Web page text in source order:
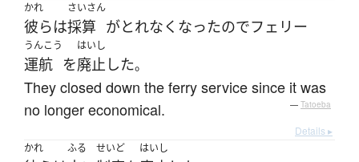
かれ
彼らは
さいさん
採算 がとれなく なったのでフェリー
うんこう
運航 を
はいし
廃止 した。
They closed down the ferry service since it was
no longer economical.
— Tatoeba
Details ▸
かれ
ふる せいど はいし